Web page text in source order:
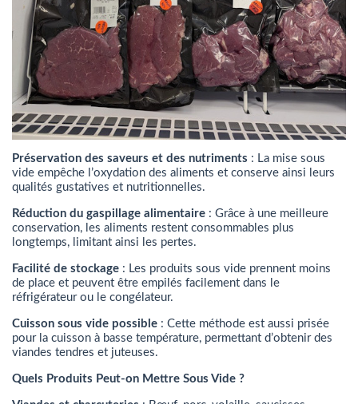
Préservation des saveurs et des nutriments : La mise sous
vide empêche l’oxydation des aliments et conserve ainsi leurs
qualités gustatives et nutritionnelles.
Réduction du gaspillage alimentaire : Grâce à une meilleure
conservation, les aliments restent consommables plus
longtemps, limitant ainsi les pertes.
Facilité de stockage : Les produits sous vide prennent moins
de place et peuvent être empilés facilement dans le
réfrigérateur ou le congélateur.
Cuisson sous vide possible : Cette méthode est aussi prisée
pour la cuisson à basse température, permettant d’obtenir des
viandes tendres et juteuses.
Quels Produits Peut-on Mettre Sous Vide ?